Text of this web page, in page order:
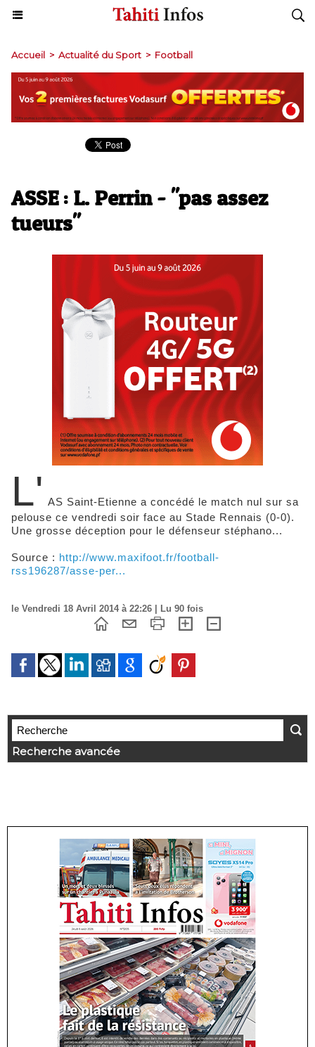
Accueil > Actualité du Sport > Football
ASSE : L. Perrin - "pas assez
tueurs"
L' AS Saint-Etienne a concédé le match nul sur sa
pelouse ce vendredi soir face au Stade Rennais (0-0).
Une grosse déception pour le défenseur stéphano...
Source : http://www.maxifoot.fr/football-
rss196287/asse-per...
le Vendredi 18 Avril 2014 à 22:26 | Lu 90 fois
Recherche avancée